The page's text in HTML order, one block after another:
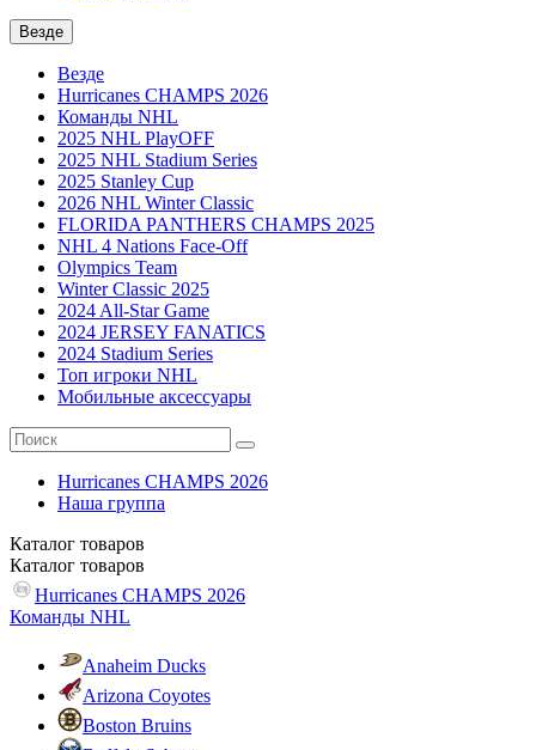
Везде
Везде
Hurricanes CHAMPS 2026
Команды NHL
2025 NHL PlayOFF
2025 NHL Stadium Series
2025 Stanley Cup
2026 NHL Winter Classic
FLORIDA PANTHERS CHAMPS 2025
NHL 4 Nations Face-Off
Olympics Team
Winter Classic 2025
2024 All-Star Game
2024 JERSEY FANATICS
2024 Stadium Series
Топ игроки NHL
Мобильные аксессуары
Hurricanes CHAMPS 2026
Наша группа
Каталог товаров
Каталог товаров
Hurricanes CHAMPS 2026
Команды NHL
Anaheim Ducks
Arizona Coyotes
Boston Bruins